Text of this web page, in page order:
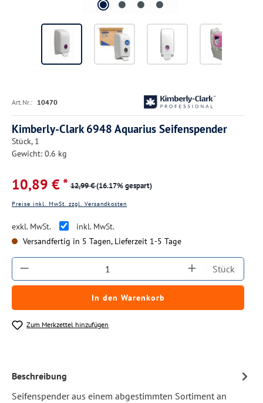
Art.Nr.: 10470
Kimberly-Clark 6948 Aquarius Seifenspender
Stück, 1
Gewicht: 0.6 kg
10,89 € * 12,99 €(16.17% gespart)
Preise inkl. MwSt. zzgl. Versandkosten
exkl. MwSt.
inkl. MwSt.
Versandfertig in 5 Tagen, Lieferzeit 1-5 Tage
Produkt Anzahl: Gib den gewünschten
Stück
In den Warenkorb
Zum Merkzettel hinzufügen
Beschreibung
Seifenspender aus einem abgestimmten Sortiment an